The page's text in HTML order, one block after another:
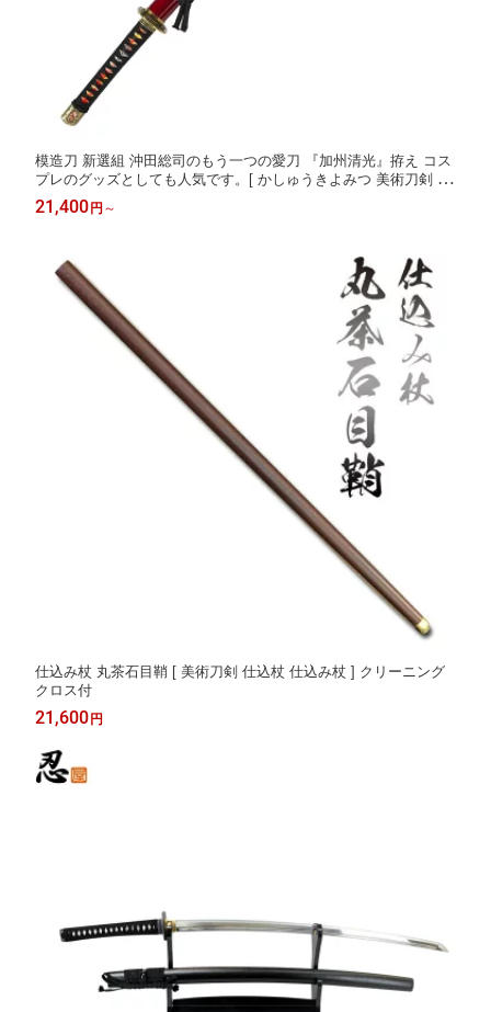
模造刀 新選組 沖田総司のもう一つの愛刀 『加州清光』拵え コス
プレのグッズとしても人気です。[ かしゅうきよみつ 美術刀剣 模
造刀 模擬刀 日本刀 小豆呂塗り 赤 コスプレ 観賞用 抜刀 ] 亜鉛合
金 qk14 クリーニングクロス付
21,400 円 ～
仕込み杖 丸茶石目鞘 [ 美術刀剣 仕込杖 仕込み杖 ] クリーニング
クロス付
21,600 円